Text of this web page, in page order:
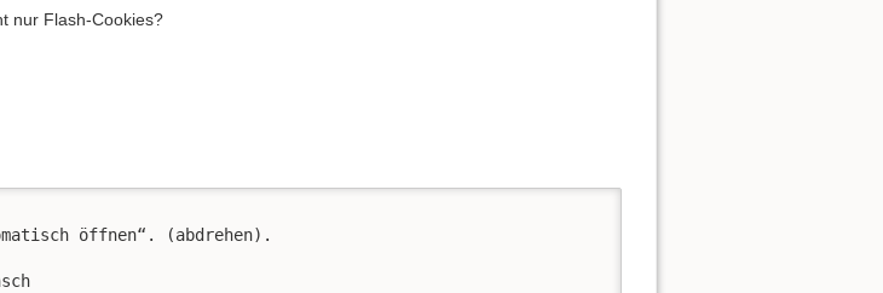
nur Flash-Cookies?
öffnen“. (abdrehen).